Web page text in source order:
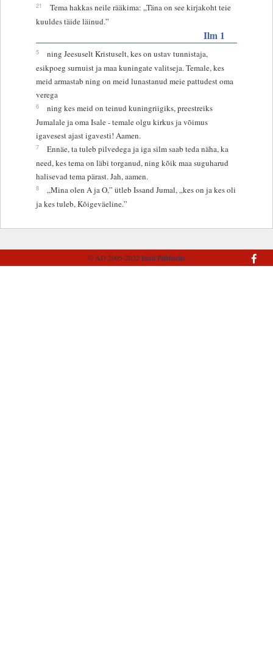
21
Tema hakkas neile rääkima: „Täna on see kirjakoht teie
kuuldes täide läinud.”
Ilm 1
5
ning Jeesuselt Kristuselt, kes on ustav tunnistaja,
esikpoeg surnuist ja maa kuningate valitseja. Temale, kes
meid armastab ning on meid lunastanud meie pattudest oma
verega
6
ning kes meid on teinud kuningriigiks, preestreiks
Jumalale ja oma Isale - temale olgu kirkus ja võimus
igavesest ajast igavesti! Aamen.
7
Ennäe, ta tuleb pilvedega ja iga silm saab teda näha, ka
need, kes tema on läbi torganud, ning kõik maa suguharud
halisevad tema pärast. Jah, aamen.
8
„Mina olen A ja O,” ütleb Issand Jumal, „kes on ja kes oli
ja kes tuleb, Kõigeväeline.”
© AD 2005-2022Eesti Piibliselts